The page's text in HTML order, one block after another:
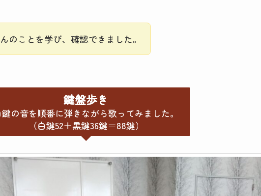
のことを学び、確認できました。
鍵盤歩き
鍵の音を順番に弾きながら歌ってみました。
（白鍵52＋黒鍵36鍵＝88鍵）